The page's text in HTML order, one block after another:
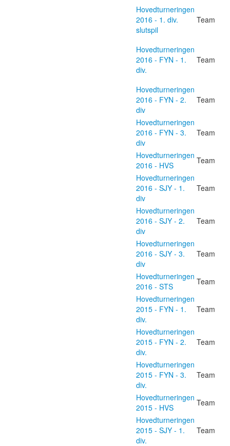
Hovedturneringen
2016 - 1. div.
slutspil
Team
Hovedturneringen
2016 - FYN - 1.
div.
Team
Hovedturneringen
2016 - FYN - 2.
div
Team
Hovedturneringen
2016 - FYN - 3.
div
Team
Hovedturneringen
2016 - HVS
Team
Hovedturneringen
2016 - SJY - 1.
div
Team
Hovedturneringen
2016 - SJY - 2.
div
Team
Hovedturneringen
2016 - SJY - 3.
div
Team
Hovedturneringen
2016 - STS
Team
Hovedturneringen
2015 - FYN - 1.
div.
Team
Hovedturneringen
2015 - FYN - 2.
div.
Team
Hovedturneringen
2015 - FYN - 3.
div.
Team
Hovedturneringen
2015 - HVS
Team
Hovedturneringen
2015 - SJY - 1.
div.
Team